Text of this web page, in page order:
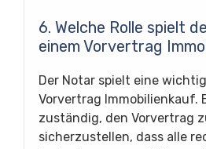
6. Welche Rolle spielt
einem Vorvertrag
Der Notar spielt eine
Vorvertrag Immobilienkauf.
zuständig, den Vorvertrag
sicherzustellen, dass alle